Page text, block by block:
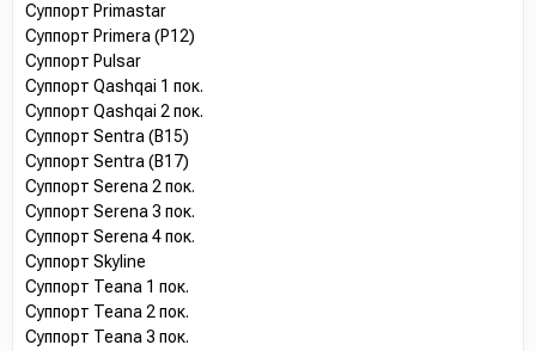
Суппорт Primastar
Суппорт Primera (P12)
Суппорт Pulsar
Суппорт Qashqai 1 пок.
Суппорт Qashqai 2 пок.
Суппорт Sentra (B15)
Суппорт Sentra (B17)
Суппорт Serena 2 пок.
Суппорт Serena 3 пок.
Суппорт Serena 4 пок.
Суппорт Skyline
Суппорт Teana 1 пок.
Суппорт Teana 2 пок.
Суппорт Teana 3 пок.